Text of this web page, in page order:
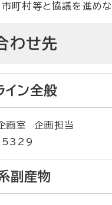
市町村等と協議を進め
わせ先
イン全般
画室 企画担当
5329
副産物